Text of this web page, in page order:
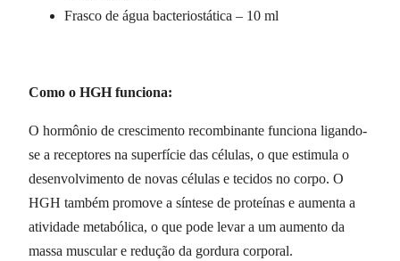
Frasco de água bacteriostática – 10 ml
Como o HGH funciona:
O hormônio de crescimento recombinante funciona ligando-
se a receptores na superfície das células, o que estimula o
desenvolvimento de novas células e tecidos no corpo. O
HGH também promove a síntese de proteínas e aumenta a
atividade metabólica, o que pode levar a um aumento da
massa muscular e redução da gordura corporal.